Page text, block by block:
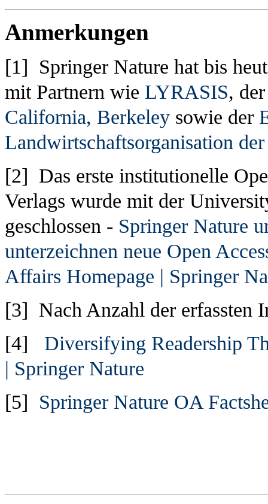
Anmerkungen
[1] Springer Nature hat bis
mit Partnern wie LYRASIS,
California, Berkeley sowie der
Landwirtschaftsorganisation
[2] Das erste institutionelle
Verlags wurde mit der
geschlossen - Springer Nature
unterzeichnen neue Open
Affairs Homepage | Springer
[3] Nach Anzahl der erfassten
[4]
Diversifying Readership
| Springer Nature
[5] Springer Nature OA